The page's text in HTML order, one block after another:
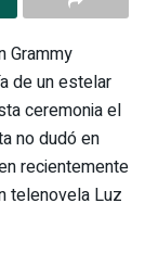
Grammy
de un estelar
ceremonia el
no dudó en
recientemente
telenovela Luz